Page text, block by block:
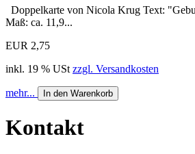
Doppelkarte von Nicola Krug Text:
Maß: ca. 11,9...
EUR 2,75
inkl. 19 % USt zzgl. Versandkosten
mehr... In den Warenkorb
Kontakt